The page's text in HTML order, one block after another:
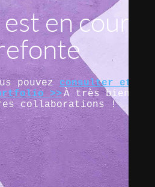
en cours
pouvezconsulter et/ou
>>À très bientôt
collaborations !